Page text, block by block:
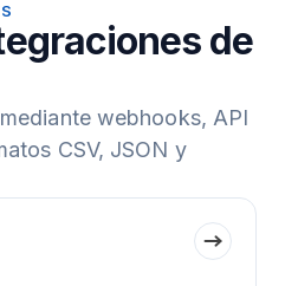
de
webhooks, API
CSV, JSON y